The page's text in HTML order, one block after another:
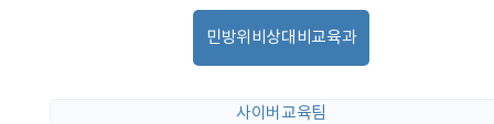
민방위비상대비교육과
사이버교육팀